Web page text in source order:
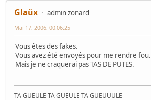
Glaüx
admin zonard
Mai 17, 2006, 00:06:25
Vous êtes des fakes.
Vous avez été envoyés pour me rendre fou.
Mais je ne craquerai pas TAS DE PUTES.
TA GUEULE TA GUEULE TA GUEUUULE